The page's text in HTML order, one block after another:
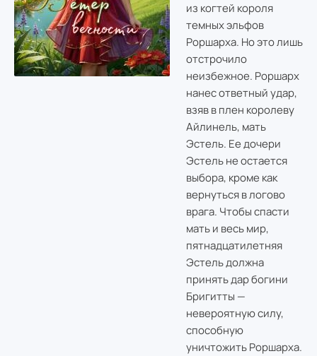
из когтей короля
темных эльфов
Роршарха. Но это лишь
отстрочило
неизбежное. Роршарх
нанес ответный удар,
взяв в плен королеву
Айлинель, мать
Эстель. Ее дочери
Эстель не остается
выбора, кроме как
вернуться в логово
врага. Чтобы спасти
мать и весь мир,
пятнадцатилетняя
Эстель должна
принять дар богини
Бригитты —
невероятную силу,
способную
уничтожить Роршарха.